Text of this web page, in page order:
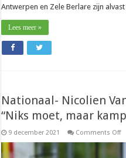
Antwerpen en Zele Berlare zijn
Lees meer »
Nationaal- Nicolien
“Niks moet, maar
9 december 2021 Comments Offon